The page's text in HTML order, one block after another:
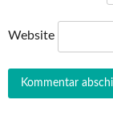
Website